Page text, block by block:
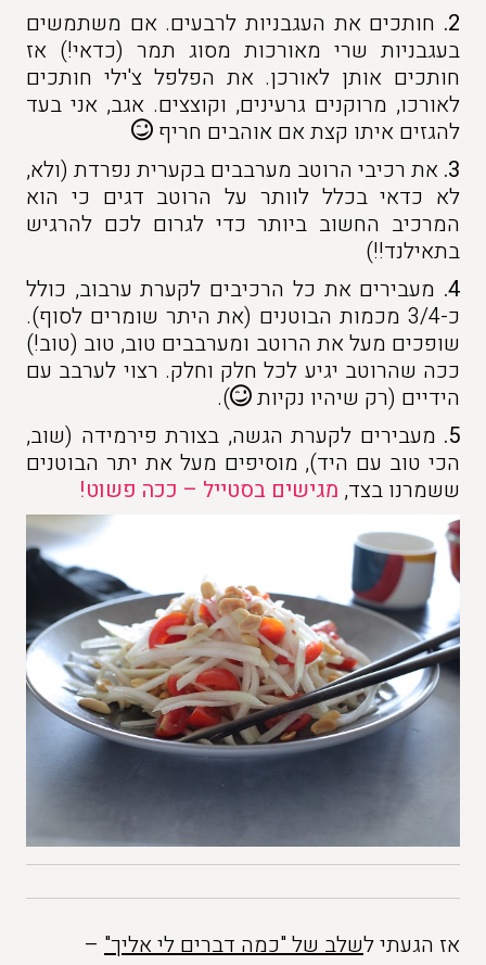
2. חותכים את העגבניות לרבעים. אם משתמשים
בעגבניות שרי מאורכות מסוג תמר (כדאי!) אז
חותכים אותן לאורכן. את הפלפל צ'ילי חותכים
לאורכו, מרוקנים גרעינים, וקוצצים. אגב, אני בעד
להגזים איתו קצת אם אוהבים חריף
3. את רכיבי הרוטב מערבבים בקערית נפרדת (ולא,
לא כדאי בכלל לוותר על הרוטב דגים כי הוא
המרכיב החשוב ביותר כדי לגרום לכם להרגיש
בתאילנד!!)
4. מעבירים את כל הרכיבים לקערת ערבוב, כולל
כ-3/4 מכמות הבוטנים (את היתר שומרים לסוף).
שופכים מעל את הרוטב ומערבבים טוב, טוב (טוב!)
ככה שהרוטב יגיע לכל חלק וחלק. רצוי לערבב עם
הידיים (רק שיהיו נקיות
).
5. מעבירים לקערת הגשה, בצורת פירמידה (שוב,
הכי טוב עם היד), מוסיפים מעל את יתר הבוטנים
ששמרנו בצד, מגישים בסטייל – ככה פשוט!
אז הגעתי לשלב של "כמה דברים לי אליך" –